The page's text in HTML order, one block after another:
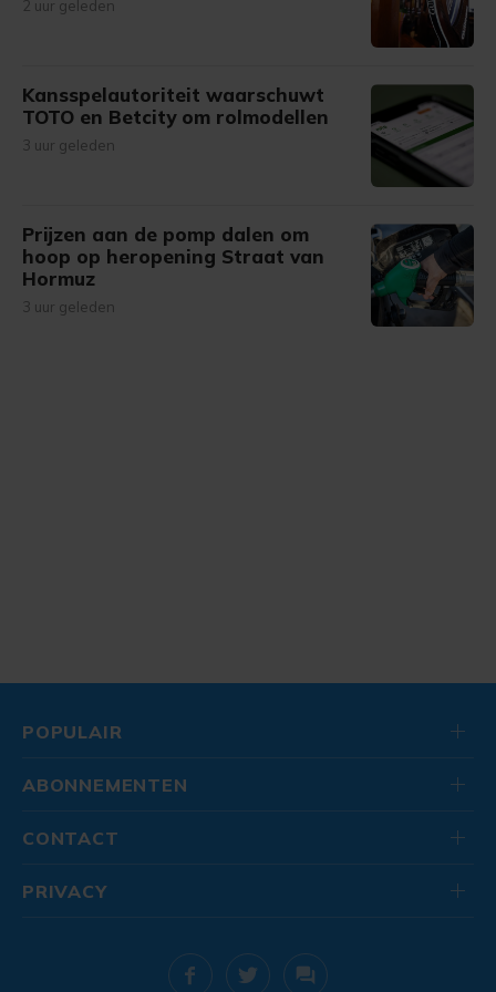
2 uur geleden
Kansspelautoriteit waarschuwt
TOTO en Betcity om rolmodellen
3 uur geleden
Prijzen aan de pomp dalen om
hoop op heropening Straat van
Hormuz
3 uur geleden
POPULAIR
ABONNEMENTEN
CONTACT
PRIVACY